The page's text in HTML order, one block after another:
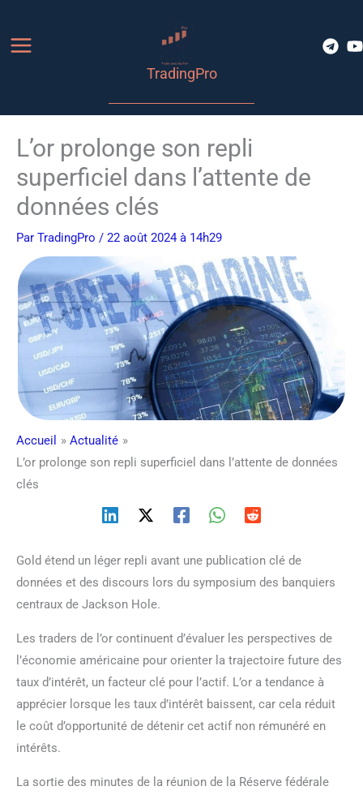
contenu
TradingPro
L’or prolonge son repli
superficiel dans l’attente de
données clés
Par TradingPro / 22 août 2024 à 14h29
Accueil
Actualité
L’or prolonge son repli superficiel dans l’attente de données
clés
Gold étend un léger repli avant une publication clé de
données et des discours lors du symposium des banquiers
centraux de Jackson Hole.
Les traders de l’or continuent d’évaluer les perspectives de
l’économie américaine pour orienter la trajectoire future des
taux d’intérêt, un facteur clé pour l’actif. L’or a tendance à
apprécier lorsque les taux d’intérêt baissent, car cela réduit
le coût d’opportunité de détenir cet actif non rémunéré en
intérêts.
La sortie des minutes de la réunion de la Réserve fédérale